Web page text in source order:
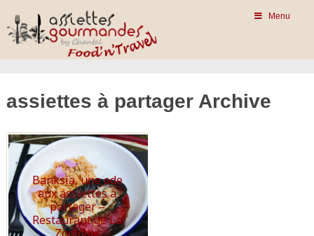
Menu
assiettes à partager Archive
Banksia, une ode
aux assiettes à
partager –
Restaurant de La